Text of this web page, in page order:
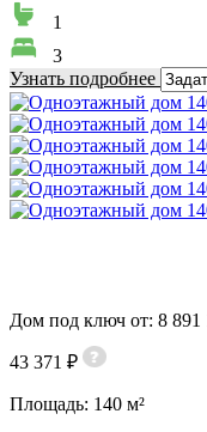
1
3
Узнать подробнее
Дом под ключ от: 8 891
43 371 ₽
Площадь: 140 м²